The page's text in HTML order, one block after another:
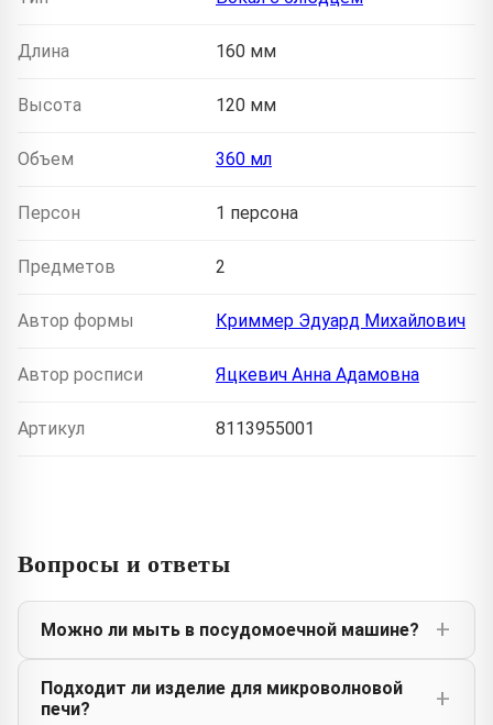
Длина 160 мм
Высота 120 мм
Объем 360 мл
Персон 1 персона
Предметов 2
Автор формы Криммер Эдуард Михайлович
Автор росписи Яцкевич Анна Адамовна
Артикул 8113955001
Вопросы и ответы
Можно ли мыть в посудомоечной машине?
Подходит ли изделие для микроволновой
печи?